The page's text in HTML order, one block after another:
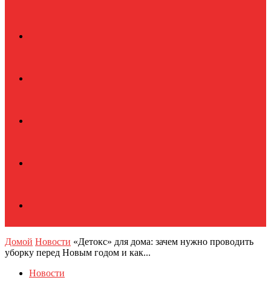
Домой Новости «Детокс» для дома: зачем нужно проводить
уборку перед Новым годом и как...
Новости